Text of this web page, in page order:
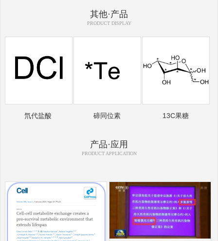
其他·产品
PRODUCT DISPLAY
氘代盐酸 碲同位素 13C果糖
产品·应用
PRODUCT APPLICATION